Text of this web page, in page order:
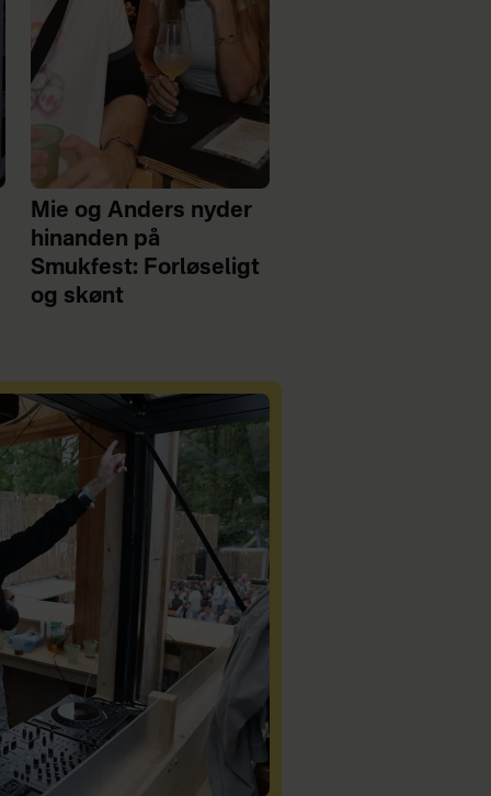
Mie og Anders nyder
hinanden på
Smukfest: Forløseligt
og skønt